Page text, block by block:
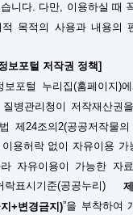
니다. 다만, 이용하실 때
목적의 사용과 내용의
보포털 저작권 정책]
보포털 누리집(홈페이지)
질병관리청이 저작재산권
제24조의2(공공저작물
용허락 없이 자유이용 가
자유이용이 가능한 자
락표시기준(공공누리) 제4
+변경금지)”을 부착하여